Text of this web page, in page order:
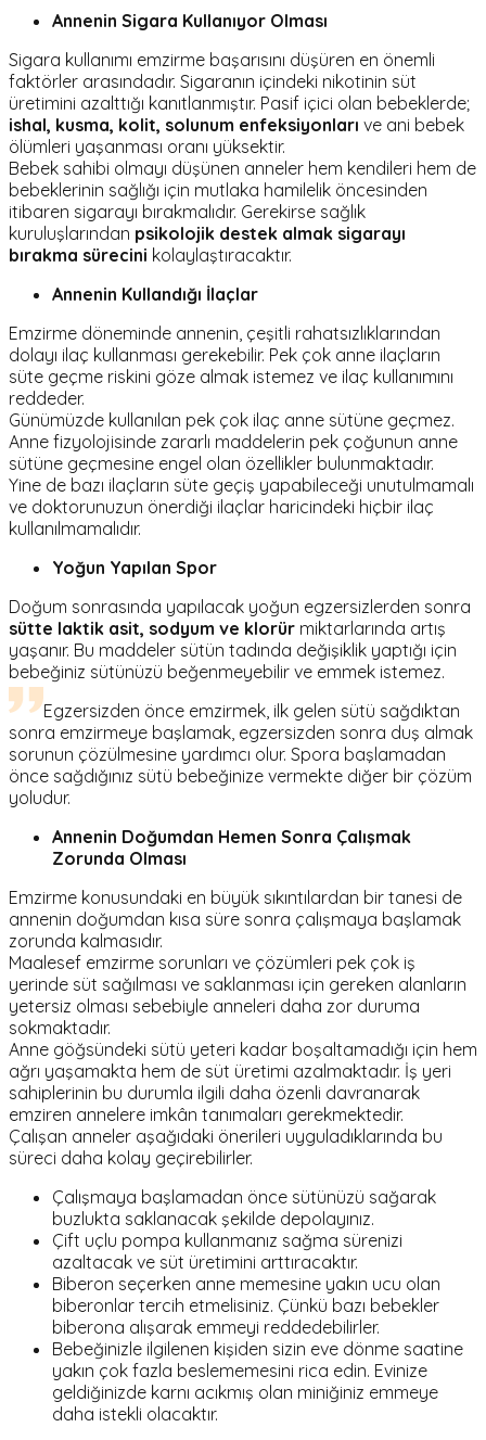
Annenin Sigara Kullanıyor Olması
Sigara kullanımı emzirme başarısını düşüren en önemli
faktörler arasındadır. Sigaranın içindeki nikotinin süt
üretimini azalttığı kanıtlanmıştır. Pasif içici olan bebeklerde;
ishal, kusma, kolit, solunum enfeksiyonları ve ani bebek
ölümleri yaşanması oranı yüksektir.
Bebek sahibi olmayı düşünen anneler hem kendileri hem de
bebeklerinin sağlığı için mutlaka hamilelik öncesinden
itibaren sigarayı bırakmalıdır. Gerekirse sağlık
kuruluşlarından psikolojik destek almak sigarayı
bırakma sürecini kolaylaştıracaktır.
Annenin Kullandığı İlaçlar
Emzirme döneminde annenin, çeşitli rahatsızlıklarından
dolayı ilaç kullanması gerekebilir. Pek çok anne ilaçların
süte geçme riskini göze almak istemez ve ilaç kullanımını
reddeder.
Günümüzde kullanılan pek çok ilaç anne sütüne geçmez.
Anne fizyolojisinde zararlı maddelerin pek çoğunun anne
sütüne geçmesine engel olan özellikler bulunmaktadır.
Yine de bazı ilaçların süte geçiş yapabileceği unutulmamalı
ve doktorunuzun önerdiği ilaçlar haricindeki hiçbir ilaç
kullanılmamalıdır.
Yoğun Yapılan Spor
Doğum sonrasında yapılacak yoğun egzersizlerden sonra
sütte laktik asit, sodyum ve klorür miktarlarında artış
yaşanır. Bu maddeler sütün tadında değişiklik yaptığı için
bebeğiniz sütünüzü beğenmeyebilir ve emmek istemez.
Egzersizden önce emzirmek, ilk gelen sütü sağdıktan
sonra emzirmeye başlamak, egzersizden sonra duş almak
sorunun çözülmesine yardımcı olur. Spora başlamadan
önce sağdığınız sütü bebeğinize vermekte diğer bir çözüm
yoludur.
Annenin Doğumdan Hemen Sonra Çalışmak
Zorunda Olması
Emzirme konusundaki en büyük sıkıntılardan bir tanesi de
annenin doğumdan kısa süre sonra çalışmaya başlamak
zorunda kalmasıdır.
Maalesef emzirme sorunları ve çözümleri pek çok iş
yerinde süt sağılması ve saklanması için gereken alanların
yetersiz olması sebebiyle anneleri daha zor duruma
sokmaktadır.
Anne göğsündeki sütü yeteri kadar boşaltamadığı için hem
ağrı yaşamakta hem de süt üretimi azalmaktadır. İş yeri
sahiplerinin bu durumla ilgili daha özenli davranarak
emziren annelere imkân tanımaları gerekmektedir.
Çalışan anneler aşağıdaki önerileri uyguladıklarında bu
süreci daha kolay geçirebilirler.
Çalışmaya başlamadan önce sütünüzü sağarak
buzlukta saklanacak şekilde depolayınız.
Çift uçlu pompa kullanmanız sağma sürenizi
azaltacak ve süt üretimini arttıracaktır.
Biberon seçerken anne memesine yakın ucu olan
biberonlar tercih etmelisiniz. Çünkü bazı bebekler
biberona alışarak emmeyi reddedebilirler.
Bebeğinizle ilgilenen kişiden sizin eve dönme saatine
yakın çok fazla beslememesini rica edin. Evinize
geldiğinizde karnı acıkmış olan miniğiniz emmeye
daha istekli olacaktır.